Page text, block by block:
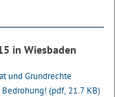
in Wiesbaden
und Grundrechte
Bedrohung! (pdf, 21.7 KB)